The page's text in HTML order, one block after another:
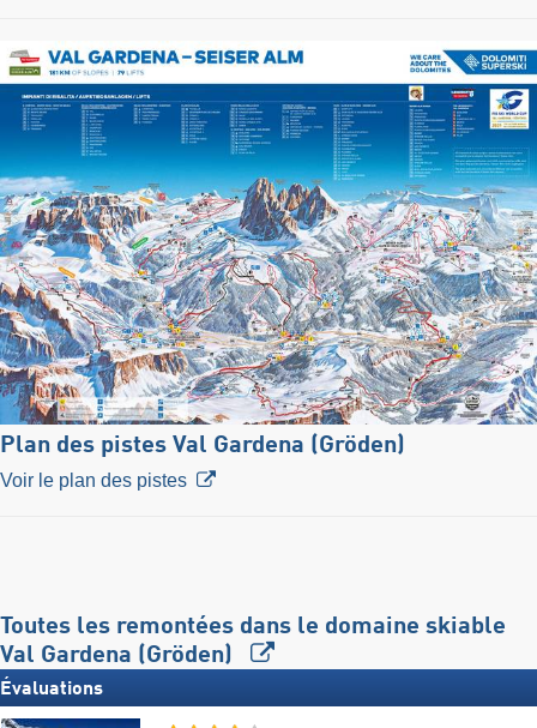
Plan des pistes Val Gardena (Gröden)
Voir le plan des pistes
Toutes les remontées dans le domaine skiable
Val Gardena (Gröden)
Évaluations